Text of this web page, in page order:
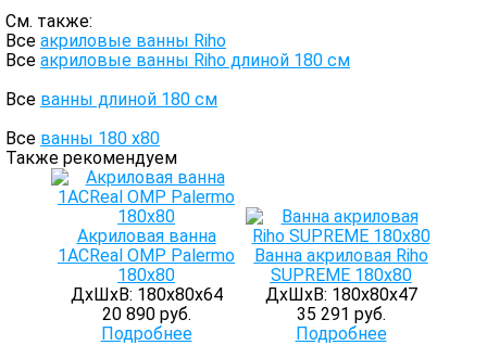
См. также:
Все акриловые ванны Riho
Все акриловые ванны Riho длиной 180 см
Все ванны длиной 180 см
Все ванны 180 х80
Также рекомендуем
Акриловая ванна
1ACReal ОМР Palermo
180x80
ДхШхВ: 180х80х64
20 890 руб.
Подробнее
Ванна акриловая Riho
SUPREME 180x80
ДхШхВ: 180х80х47
35 291 руб.
Подробнее